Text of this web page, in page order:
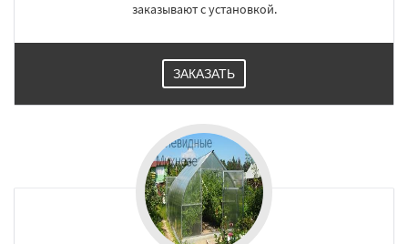
заказывают с установкой.
ЗАКАЗАТЬ